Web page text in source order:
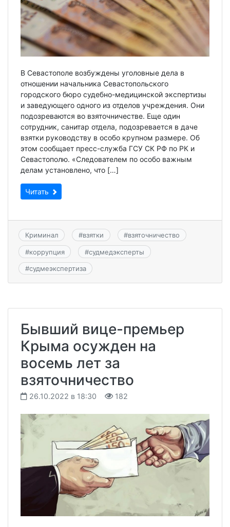
В Севастополе возбуждены уголовные дела в
отношении начальника Севастопольского
городского бюро судебно-медицинской экспертизы
и заведующего одного из отделов учреждения. Они
подозреваются во взяточничестве. Еще один
сотрудник, санитар отдела, подозревается в даче
взятки руководству в особо крупном размере. Об
этом сообщает пресс-служба ГСУ СК РФ по РК и
Севастополю. «Следователем по особо важным
делам установлено, что […]
Читать
Криминал #взятки #взяточничество
#коррупция #судмедэксперты
#судмеэкспертиза
Бывший вице-премьер
Крыма осужден на
восемь лет за
взяточничество
26.10.2022 в 18:30 182